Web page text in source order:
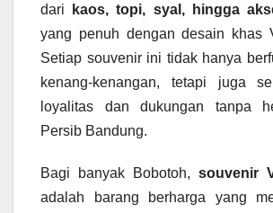
dari
kaos, topi, syal, hingga
yang penuh dengan desain khas
Setiap souvenir ini tidak hanya
kenang-kenangan, tetapi juga
loyalitas dan dukungan tanpa
Persib Bandung.
Bagi banyak Bobotoh, souvenir
adalah barang berharga yang